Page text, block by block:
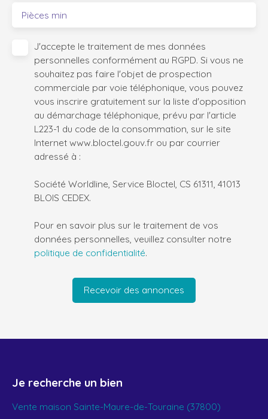
Pièces min
J'accepte le traitement de mes données
personnelles conformément au RGPD. Si vous ne
souhaitez pas faire l'objet de prospection
commerciale par voie téléphonique, vous pouvez
vous inscrire gratuitement sur la liste d'opposition
au démarchage téléphonique, prévu par l'article
L223-1 du code de la consommation, sur le site
Internet www.bloctel.gouv.fr ou par courrier
adressé à :
Société Worldline, Service Bloctel, CS 61311, 41013
BLOIS CEDEX.
Pour en savoir plus sur le traitement de vos
données personnelles, veuillez consulter notre
politique de confidentialité.
Recevoir des annonces
Je recherche un bien
Vente maison Sainte-Maure-de-Touraine (37800)